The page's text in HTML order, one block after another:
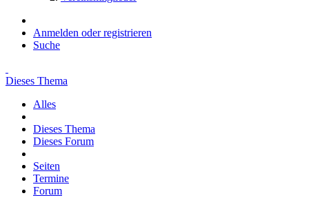
Anmelden oder registrieren
Suche
Dieses Thema
Alles
Dieses Thema
Dieses Forum
Seiten
Termine
Forum